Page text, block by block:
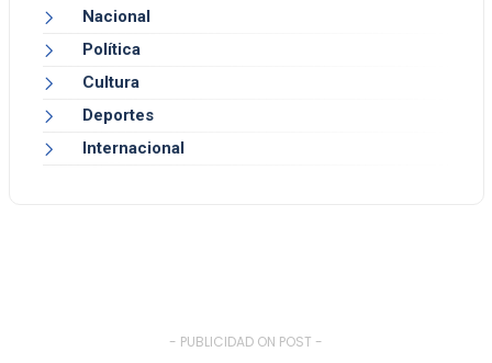
Nacional
Política
Cultura
Deportes
Internacional
- PUBLICIDAD ON POST -